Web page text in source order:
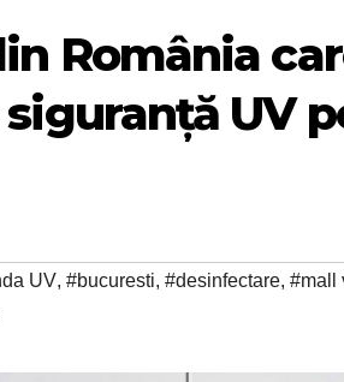
România
UV
UV, #bucuresti, #desinfectare, #mall